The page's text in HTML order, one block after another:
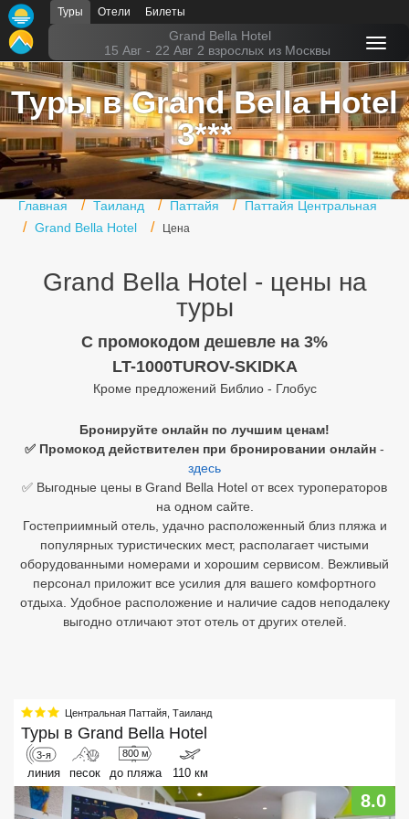
Туры Отели Билеты
Grand Bella Hotel
15 Авг - 22 Авг 2 взрослых из Москвы
Туры в Grand Bella Hotel
3***
Главная Таиланд Паттайя
Паттайя Центральная
Grand Bella Hotel
Цена
Grand Bella Hotel - цены на
туры
C промокодом дешевле на 3%
LT-1000TUROV-SKIDKA
Кроме предложений Библио - Глобус
Бронируйте онлайн по лучшим ценам!
✅ Промокод действителен при бронировании онлайн -
здесь
✅ Выгодные цены в Grand Bella Hotel от всех туроператоров
на одном сайте.
Гостеприимный отель, удачно расположенный близ пляжа и
популярных туристических мест, располагает чистыми
оборудованными номерами и хорошим сервисом. Вежливый
персонал приложит все усилия для вашего комфортного
отдыха. Удобное расположение и наличие садов неподалеку
выгодно отличают этот отель от других отелей.
Центральная Паттайя, Таиланд
Туры в Grand Bella Hotel
3-я
линия песок
800 м
до пляжа 110 км
8.0
Главная
Горящие туры
Туры в Турцию
Туры в Египет
Туры в ОАЭ
Офис г. Москва
Египет
Куба
Бали
Вьетнам
Хайнань
Занзибар
Абхазия
Большой Сочи